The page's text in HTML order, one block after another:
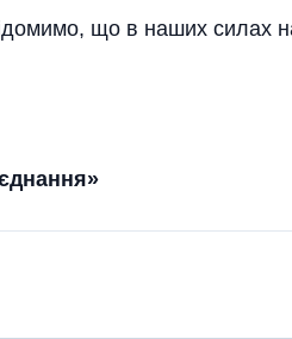
що в наших силах